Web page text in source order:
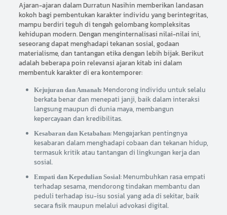
Ajaran-ajaran dalam Durratun Nasihin memberikan landasan
kokoh bagi pembentukan karakter individu yang berintegritas,
mampu berdiri teguh di tengah gelombang kompleksitas
kehidupan modern. Dengan menginternalisasi nilai-nilai ini,
seseorang dapat menghadapi tekanan sosial, godaan
materialisme, dan tantangan etika dengan lebih bijak. Berikut
adalah beberapa poin relevansi ajaran kitab ini dalam
membentuk karakter di era kontemporer:
Kejujuran dan Amanah: Mendorong individu untuk selalu
berkata benar dan menepati janji, baik dalam interaksi
langsung maupun di dunia maya, membangun
kepercayaan dan kredibilitas.
Kesabaran dan Ketabahan: Mengajarkan pentingnya
kesabaran dalam menghadapi cobaan dan tekanan hidup,
termasuk kritik atau tantangan di lingkungan kerja dan
sosial.
Empati dan Kepedulian Sosial: Menumbuhkan rasa empati
terhadap sesama, mendorong tindakan membantu dan
peduli terhadap isu-isu sosial yang ada di sekitar, baik
secara fisik maupun melalui advokasi digital.